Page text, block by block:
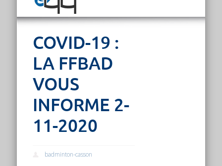
COVID-19 :
LA FFBAD
VOUS
INFORME 2-
11-2020
badminton-casson